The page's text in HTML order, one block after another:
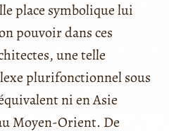
place symbolique lui
pouvoir dans ces
une telle
plurifonctionnel sous
ni en Asie
Moyen-Orient. De